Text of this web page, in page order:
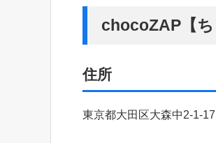
chocoZAP【
住所
東京都大田区大森中2-1-